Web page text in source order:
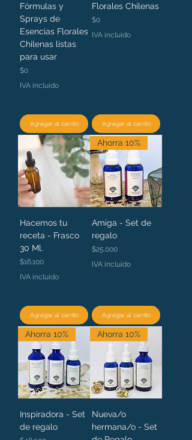
Fórmulas y
Sprays de
Esencias Florales
Chilenas listas
para usar
Precio
$0
IVA incluido
Agregar al carrito
Florales Chilenas
Precio
$0
IVA incluido
Agregar al carrito
Hacemos tu
receta - Frasco
30 Ml.
Precio
$16.100
IVA incluido
Agregar al carrito
Ahorra 10%
Amiga - Set de
regalo
Precio
$25.000
IVA incluido
Agregar al carrito
Ahorra 10%
Inspiradora - Set
de regalo
Ahorra 10%
Nueva/o
hermana/o - Set